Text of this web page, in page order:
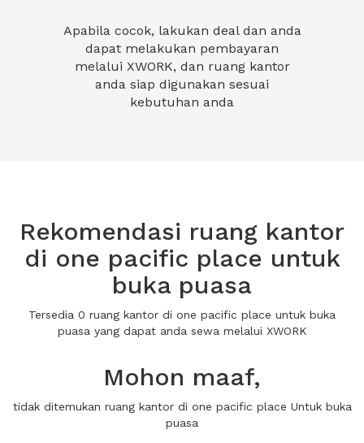
Apabila cocok, lakukan deal dan anda
dapat melakukan pembayaran
melalui XWORK, dan ruang kantor
anda siap digunakan sesuai
kebutuhan anda
Rekomendasi ruang kantor
di one pacific place untuk
buka puasa
Tersedia 0 ruang kantor di one pacific place untuk buka
puasa yang dapat anda sewa melalui XWORK
Mohon maaf,
tidak ditemukan ruang kantor di one pacific place Untuk buka
puasa